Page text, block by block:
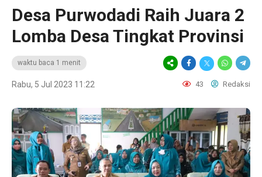
Desa Purwodadi Raih Juara 2
Lomba Desa Tingkat Provinsi
waktu baca 1 menit
Rabu, 5 Jul 2023 11:22 43 Redaksi